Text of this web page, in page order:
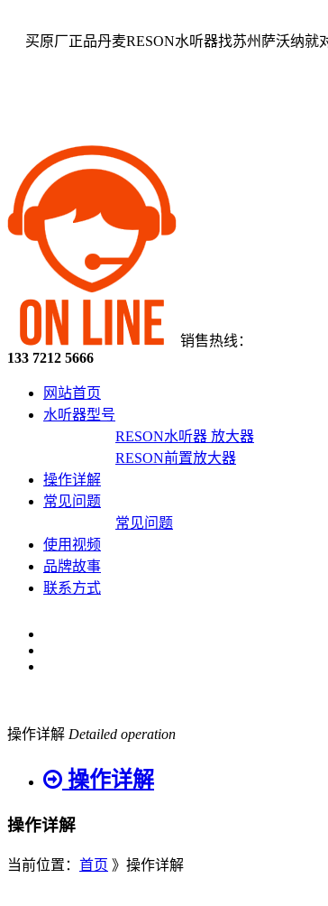
买原厂正品丹麦RESON水听器找苏州萨沃纳就
销售热线：
133 7212 5666
网站首页
水听器型号
RESON水听器 放大器
RESON前置放大器
操作详解
常见问题
常见问题
使用视频
品牌故事
联系方式
操作详解 Detailed operation
操作详解
操作详解
当前位置： 首页 》操作详解